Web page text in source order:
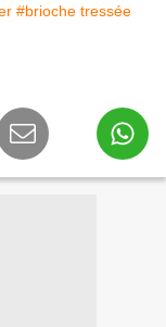
#brioche tressée